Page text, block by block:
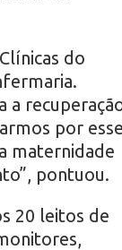
do
a
por esse
maternidade
pontuou.
20 leitos de